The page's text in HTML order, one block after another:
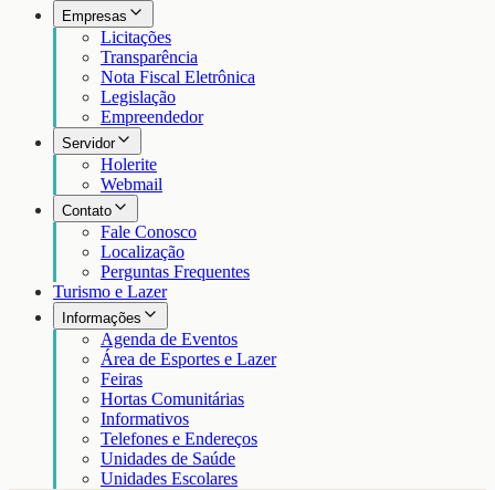
Empresas
Licitações
Transparência
Nota Fiscal Eletrônica
Legislação
Empreendedor
Servidor
Holerite
Webmail
Contato
Fale Conosco
Localização
Perguntas Frequentes
Turismo e Lazer
Informações
Agenda de Eventos
Área de Esportes e Lazer
Feiras
Hortas Comunitárias
Informativos
Telefones e Endereços
Unidades de Saúde
Unidades Escolares